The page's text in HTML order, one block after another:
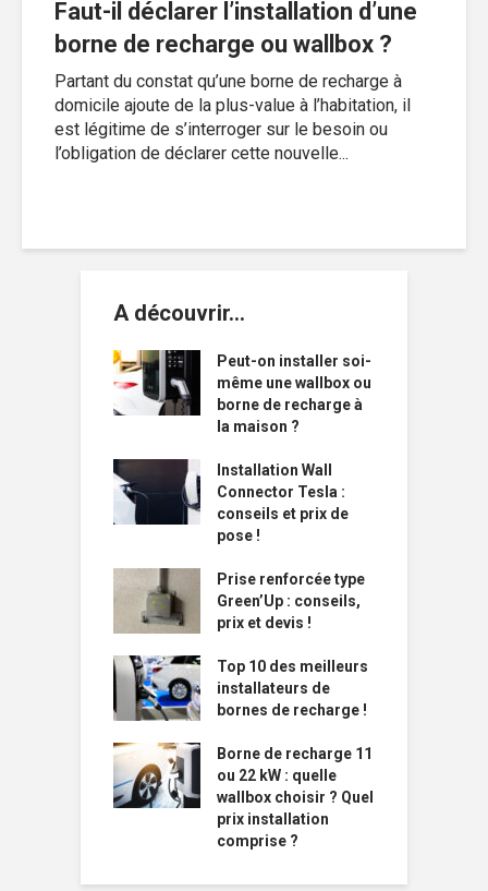
Faut-il déclarer l’installation d’une
borne de recharge ou wallbox ?
Partant du constat qu’une borne de recharge à
domicile ajoute de la plus-value à l’habitation, il
est légitime de s’interroger sur le besoin ou
l’obligation de déclarer cette nouvelle...
A découvrir…
Peut-on installer soi-
même une wallbox ou
borne de recharge à
la maison ?
Installation Wall
Connector Tesla :
conseils et prix de
pose !
Prise renforcée type
Green’Up : conseils,
prix et devis !
Top 10 des meilleurs
installateurs de
bornes de recharge !
Borne de recharge 11
ou 22 kW : quelle
wallbox choisir ? Quel
prix installation
comprise ?